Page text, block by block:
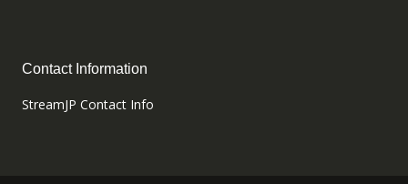
Contact Information
StreamJP Contact Info